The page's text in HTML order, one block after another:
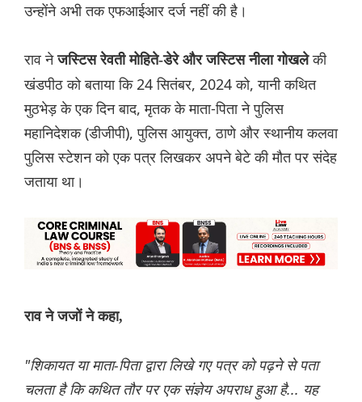
उन्होंने अभी तक एफआईआर दर्ज नहीं की है।
राव नेजस्टिस रेवती मोहिते-डेरे और जस्टिस नीला गोखलेकी
खंडपीठ को बताया कि 24 सितंबर, 2024 को, यानी कथित
मुठभेड़ के एक दिन बाद, मृतक के माता-पिता ने पुलिस
महानिदेशक (डीजीपी), पुलिस आयुक्त, ठाणे और स्थानीय कलवा
पुलिस स्टेशन को एक पत्र लिखकर अपने बेटे की मौत पर संदेह
जताया था।
राव ने जजों ने कहा,
"शिकायत या माता-पिता द्वारा लिखे गए पत्र को पढ़ने से पता
चलता है कि कथित तौर पर एक संज्ञेय अपराध हुआ है... यह